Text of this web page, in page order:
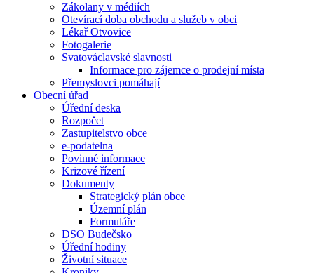
Zákolany v médiích
Otevírací doba obchodu a služeb v obci
Lékař Otvovice
Fotogalerie
Svatováclavské slavnosti
Informace pro zájemce o prodejní místa
Přemyslovci pomáhají
Obecní úřad
Úřední deska
Rozpočet
Zastupitelstvo obce
e-podatelna
Povinné informace
Krizové řízení
Dokumenty
Strategický plán obce
Územní plán
Formuláře
DSO Budečsko
Úřední hodiny
Životní situace